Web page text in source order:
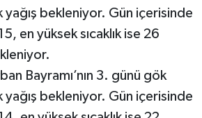
yağış bekleniyor. Gün içerisinde
en yüksek sıcaklık ise 26
Bayramı’nın 3. günü gök
yağış bekleniyor. Gün içerisinde